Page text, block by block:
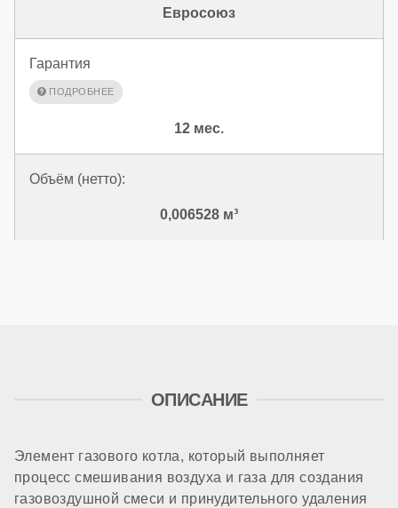
Евросоюз
Гарантия
12 мес.
Объём (нетто):
0,006528 м³
ОПИСАНИЕ
Элемент газового котла, который выполняет
процесс смешивания воздуха и газа для создания
газовоздушной смеси и принудительного удаления